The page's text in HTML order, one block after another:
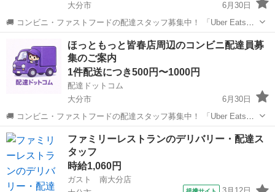
大分市
6月30日
🚚 コンビニ・ファストフードの配達スタッフ募集中！ 「Uber Eats」
や「出前館」のように、配達専用アプリを使ってお仕事するスタイル
です。 オファー内容を見てから、受けるかどうかを自由に選べます！
✅ 業務内容...
ほっともっと皆春店周辺のコンビニ配達員募
集のご案内
1件配送につき500円〜1000円
配達ドットコム
大分市
6月30日
🚚 コンビニ・ファストフードの配達スタッフ募集中！ 「Uber Eats」
や「出前館」のように、配達専用アプリを使ってお仕事するスタイル
です。 オファー内容を見てから、受けるかどうかを自由に選べます！
✅ 業務内容...
大分 ほっともっと
ファミリーレストランのデリバリー・配達ス
タッフ
時給1,060円
ガスト 南大分店